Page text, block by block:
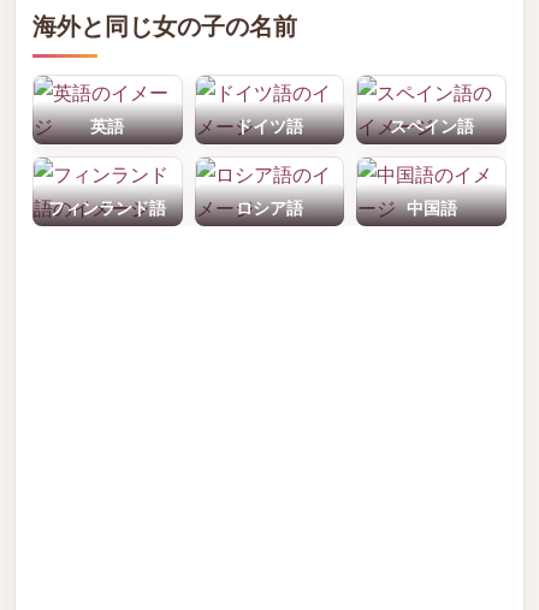
海外と同じ女の子の名前
英語 ドイツ語 スペイン語
フィンランド語 ロシア語 中国語